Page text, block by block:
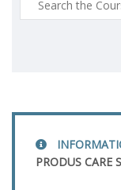
PRODUS CARE